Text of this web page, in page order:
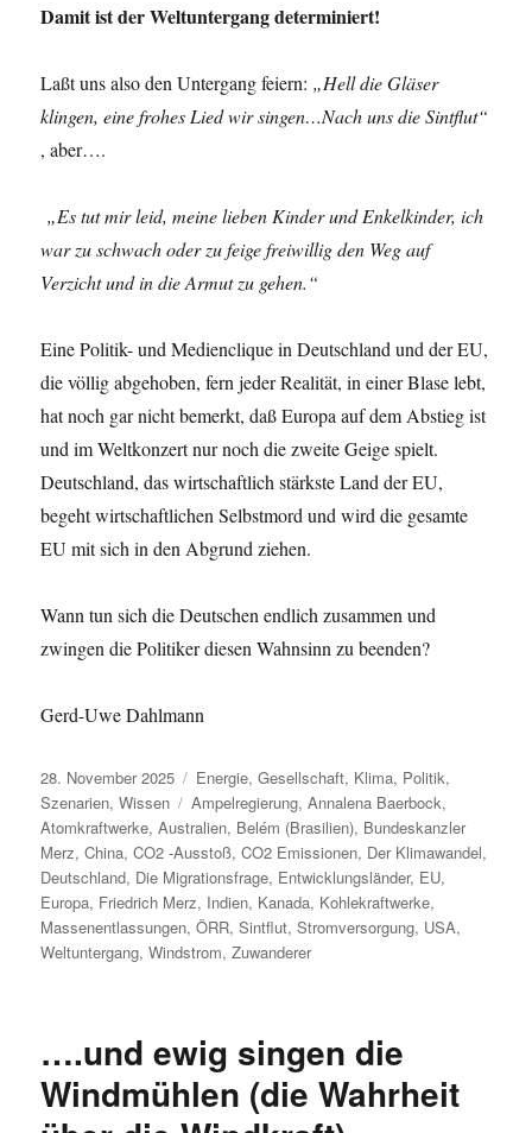
Damit ist der Weltuntergang determiniert!
Laßt uns also den Untergang feiern: „Hell die Gläser
klingen, eine frohes Lied wir singen…Nach uns die Sintflut“
, aber….
„Es tut mir leid, meine lieben Kinder und Enkelkinder, ich
war zu schwach oder zu feige freiwillig den Weg auf
Verzicht und in die Armut zu gehen.“
Eine Politik- und Medienclique in Deutschland und der EU,
die völlig abgehoben, fern jeder Realität, in einer Blase lebt,
hat noch gar nicht bemerkt, daß Europa auf dem Abstieg ist
und im Weltkonzert nur noch die zweite Geige spielt.
Deutschland, das wirtschaftlich stärkste Land der EU,
begeht wirtschaftlichen Selbstmord und wird die gesamte
EU mit sich in den Abgrund ziehen.
Wann tun sich die Deutschen endlich zusammen und
zwingen die Politiker diesen Wahnsinn zu beenden?
Gerd-Uwe Dahlmann
Veröffentlicht
am
28. November 2025 Kategorien
Energie,Gesellschaft, Klima, Politik,
Szenarien,Wissen Schlagwörter
Ampelregierung,Annalena Baerbock,
Atomkraftwerke,Australien, Belém (Brasilien), Bundeskanzler
Merz,China,CO2 -Ausstoß,CO2 Emissionen, Der Klimawandel,
Deutschland, Die Migrationsfrage, Entwicklungsländer, EU,
Europa, Friedrich Merz, Indien, Kanada, Kohlekraftwerke,
Massenentlassungen,ÖRR,Sintflut,Stromversorgung, USA,
Weltuntergang,Windstrom,Zuwanderer
….und ewig singen die
Windmühlen (die Wahrheit